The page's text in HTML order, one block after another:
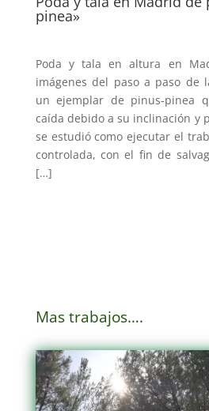
pinea»
Poda y tala en altura en
imágenes del paso a paso de
un ejemplar de pinus-pinea
caída debido a su inclinación y
se estudió como ejecutar el
controlada, con el fin de
[…]
Mas trabajos….